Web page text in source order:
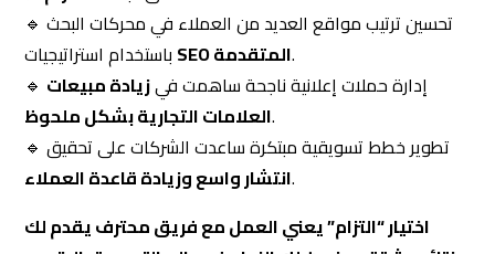
العلامات التجارية بشكل ملحوظ
🔹 تطوير خطط تسويقية مبتكرة ساعدت الشركات على تحقيق
انتشار واسع وزيادة قاعدة العملاء .
” يعني العمل مع فريق محترف يقدم لك
نتائج مثبتة ويضمن لك النجاح في عالم التسويق الرقمي
لماذا التزام أفضل من شركات التسويق الأخرى
في السعودية؟ (مقارنة)